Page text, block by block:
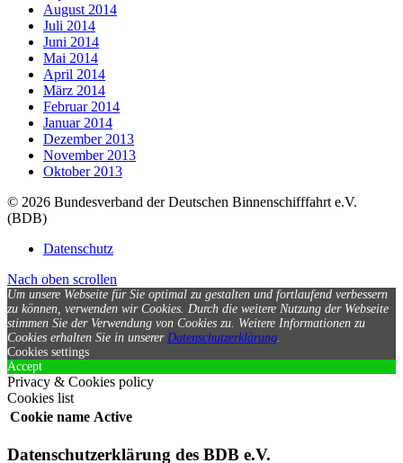
August 2014
Juli 2014
Juni 2014
Mai 2014
April 2014
März 2014
Februar 2014
Januar 2014
Dezember 2013
November 2013
Oktober 2013
© 2026 Bundesverband der Deutschen Binnenschifffahrt e.V.
(BDB)
Datenschutz
Nach oben scrollen
Um unsere Webseite für Sie optimal zu gestalten und fortlaufend verbessern
zu können, verwenden wir Cookies. Durch die weitere Nutzung der Webseite
stimmen Sie der Verwendung von Cookies zu. Weitere Informationen zu
Cookies erhalten Sie in unserer Datenschutzerklärung.
Cookies settings
Accept
Privacy & Cookies policy
Cookies list
Cookie name Active
Datenschutzerklärung des BDB e.V.